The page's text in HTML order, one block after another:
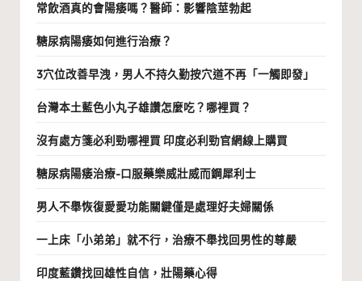
常飲酒真的會陽痿嗎？醫師：影響陰莖勃起
糖尿病陽痿如何進行治療？
3穴位改善早洩，男人不持久勤按穴道不再「一觸即發」
台灣本土藍色小丸子雄讚怎麼吃？哪裡買？
沒有處方箋必利勁哪裡買 印度必利勁官網線上購買
糖尿病陽痿治療-口服藥樂威壯威而鋼犀利士
男人不舉恢復愛愛功能關鍵僅是處理好夫婦關係
一上床「小弟弟」就不行，治療不舉找回男性的尊嚴
印度藍鑽找回雄性自信，壯陽藥心得